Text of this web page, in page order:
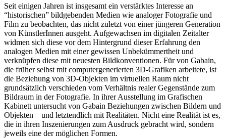
Seit einigen Jahren ist insgesamt ein verstärktes Interesse an
“historischen” bildgebenden Medien wie analoger Fotografie und
Film zu beobachten, das nicht zuletzt von einer jüngeren Generation
von KünstlerInnen ausgeht. Aufgewachsen im digitalen Zeitalter
widmen sich diese vor dem Hintergrund dieser Erfahrung den
analogen Medien mit einer gewissen Unbekümmertheit und
verknüpfen diese mit neuesten Bildkonventionen. Für von Gabain,
die früher selbst mit computergenerierten 3D-Grafiken arbeitete, ist
die Beziehung von 3D-Objekten im virtuellen Raum nicht
grundsätzlich verschieden vom Verhältnis realer Gegenstände zum
Bildraum in der Fotografie. In ihrer Ausstellung im Grafischen
Kabinett untersucht von Gabain Beziehungen zwischen Bildern und
Objekten – und letztendlich mit Realitäten. Nicht eine Realität ist es,
die in ihren Inszenierungen zum Ausdruck gebracht wird, sondern
jeweils eine der möglichen Formen.